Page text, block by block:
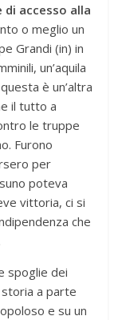
accesso alla
o meglio un
Grandi (in) in
un’aquila
è un’altra
il tutto a
le truppe
Furono
per
poteva
vittoria, ci si
che
spoglie dei
a parte
e su un